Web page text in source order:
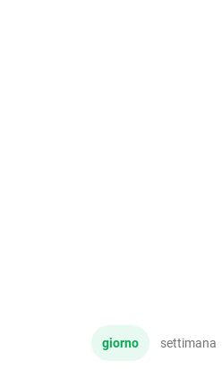
giorno settimana